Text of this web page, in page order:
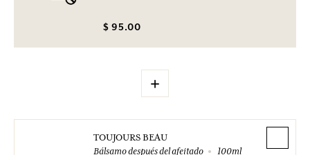
$ 95.00
+
TOUJOURS BEAU
Bálsamo después del afeitado
100ml